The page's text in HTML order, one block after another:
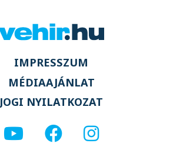
IMPRESSZUM
MÉDIAAJÁNLAT
JOGI NYILATKOZAT